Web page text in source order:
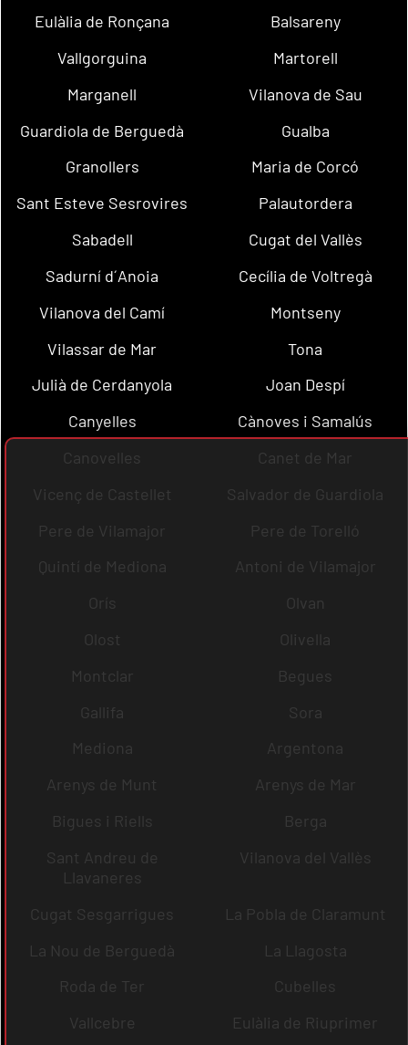
Eulàlia de Ronçana
Balsareny
Vallgorguina
Martorell
Marganell
Vilanova de Sau
Guardiola de Berguedà
Gualba
Granollers
Maria de Corcó
Sant Esteve Sesrovires
Palautordera
Sabadell
Cugat del Vallès
Sadurní d´Anoia
Cecília de Voltregà
Vilanova del Camí
Montseny
Vilassar de Mar
Tona
Julià de Cerdanyola
Joan Despí
Canyelles
Cànoves i Samalús
Canovelles
Canet de Mar
Vicenç de Castellet
Salvador de Guardiola
Pere de Vilamajor
Pere de Torelló
Quintí de Mediona
Antoni de Vilamajor
Orís
Olvan
Olost
Olivella
Montclar
Begues
Gallifa
Sora
Mediona
Argentona
Arenys de Munt
Arenys de Mar
Bigues i Riells
Berga
Sant Andreu de
Llavaneres
Vilanova del Vallès
Cugat Sesgarrigues
La Pobla de Claramunt
La Nou de Berguedà
La Llagosta
Roda de Ter
Cubelles
Vallcebre
Eulàlia de Riuprimer